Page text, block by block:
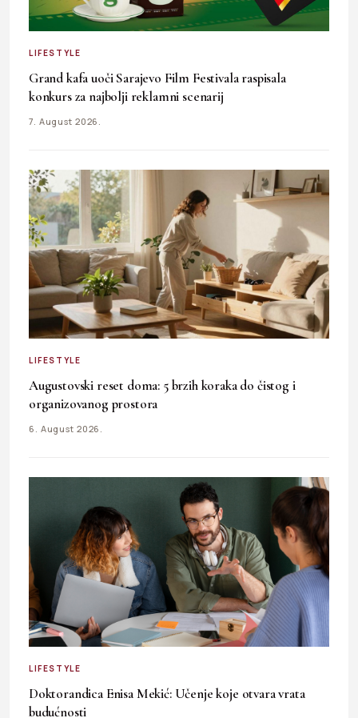
LIFESTYLE
Grand kafa uoči Sarajevo Film Festivala raspisala
konkurs za najbolji reklamni scenarij
7. August 2026.
LIFESTYLE
Augustovski reset doma: 5 brzih koraka do čistog i
organizovanog prostora
6. August 2026.
LIFESTYLE
Doktorandica Enisa Mekić: Učenje koje otvara vrata
budućnosti